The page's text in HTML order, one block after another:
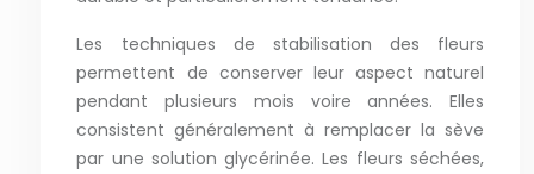
Les techniques de stabilisation des fleurs
permettent de conserver leur aspect naturel
pendant plusieurs mois voire années. Elles
consistent généralement à remplacer la sève
par une solution glycérinée. Les fleurs séchées,